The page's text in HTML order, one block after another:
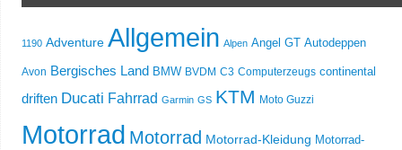
1190 Adventure Allgemein Alpen Angel GT Autodeppen
Avon Bergisches Land BMW BVDM C3 Computerzeugs continental
driften Ducati Fahrrad Garmin GS KTM Moto Guzzi
Motorrad Motorrad Motorrad-Kleidung Motorrad-